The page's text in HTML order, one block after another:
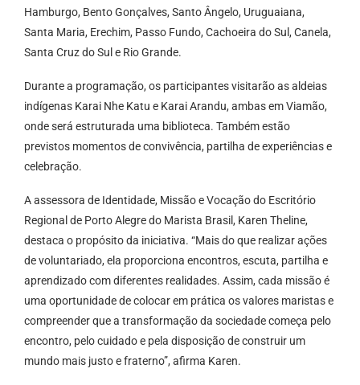
Hamburgo, Bento Gonçalves, Santo Ângelo, Uruguaiana,
Santa Maria, Erechim, Passo Fundo, Cachoeira do Sul, Canela,
Santa Cruz do Sul e Rio Grande.
Durante a programação, os participantes visitarão as aldeias
indígenas Karai Nhe Katu e Karai Arandu, ambas em Viamão,
onde será estruturada uma biblioteca. Também estão
previstos momentos de convivência, partilha de experiências e
celebração.
A assessora de Identidade, Missão e Vocação do Escritório
Regional de Porto Alegre do Marista Brasil, Karen Theline,
destaca o propósito da iniciativa. “Mais do que realizar ações
de voluntariado, ela proporciona encontros, escuta, partilha e
aprendizado com diferentes realidades. Assim, cada missão é
uma oportunidade de colocar em prática os valores maristas e
compreender que a transformação da sociedade começa pelo
encontro, pelo cuidado e pela disposição de construir um
mundo mais justo e fraterno”, afirma Karen.